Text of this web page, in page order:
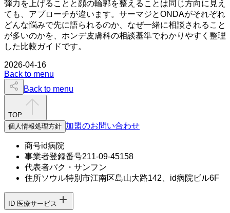
弾力を上げることと顔の輪郭を整えることは同じ方向に見え
ても、アプローチが違います。サーマジとONDAがそれぞれ
どんな悩みで先に語られるのか、なぜ一緒に相談されること
が多いのかを、ホンデ皮膚科の相談基準でわかりやすく整理
した比較ガイドです。
2026-04-16
Back to menu
Back to menu
TOP
個人情報処理方針 加盟のお問い合わせ
商号id病院
事業者登録番号211-09-45158
代表者パク・サンフン
住所ソウル特別市江南区島山大路142、id病院ビル6F
ID 医療サービス